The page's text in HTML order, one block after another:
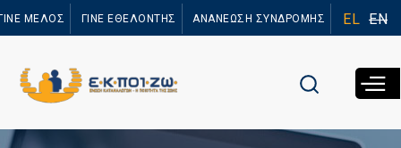
προς το
ΜΕΛΟΣ ΓΙΝΕ ΕΘΕΛΟΝΤΗΣ ΑΝΑΝΕΩΣΗ ΣΥΝΔΡΟΜΗΣ EL EN